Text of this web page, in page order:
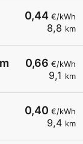
0,44 €/kWh
8,8 km
0,66 €/kWh
9,1 km
0,40 €/kWh
9,4 km